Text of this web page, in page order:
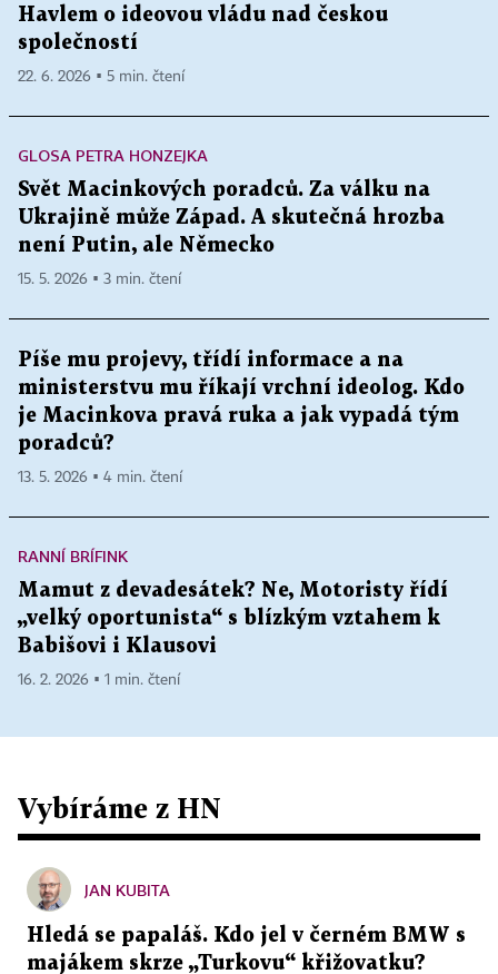
Havlem o ideovou vládu nad českou
společností
22. 6. 2026 ▪ 5 min. čtení
GLOSA PETRA HONZEJKA
Svět Macinkových poradců. Za válku na
Ukrajině může Západ. A skutečná hrozba
není Putin, ale Německo
15. 5. 2026 ▪ 3 min. čtení
Píše mu projevy, třídí informace a na
ministerstvu mu říkají vrchní ideolog. Kdo
je Macinkova pravá ruka a jak vypadá tým
poradců?
13. 5. 2026 ▪ 4 min. čtení
RANNÍ BRÍFINK
Mamut z devadesátek? Ne, Motoristy řídí
„velký oportunista“ s blízkým vztahem k
Babišovi i Klausovi
16. 2. 2026 ▪ 1 min. čtení
Vybíráme z HN
JAN KUBITA
Hledá se papaláš. Kdo jel v černém BMW s
majákem skrze „Turkovu“ křižovatku?